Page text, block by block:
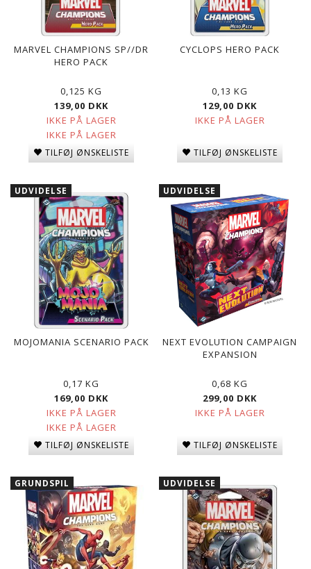
MARVEL CHAMPIONS SP//DR
HERO PACK
0,125 KG
139,00 DKK
IKKE PÅ LAGER
IKKE PÅ LAGER
TILFØJ ØNSKELISTE
CYCLOPS HERO PACK
0,13 KG
129,00 DKK
IKKE PÅ LAGER
TILFØJ ØNSKELISTE
UDVIDELSE
MOJOMANIA SCENARIO PACK
0,17 KG
169,00 DKK
IKKE PÅ LAGER
IKKE PÅ LAGER
TILFØJ ØNSKELISTE
UDVIDELSE
NEXT EVOLUTION CAMPAIGN
EXPANSION
0,68 KG
299,00 DKK
IKKE PÅ LAGER
TILFØJ ØNSKELISTE
GRUNDSPIL UDVIDELSE